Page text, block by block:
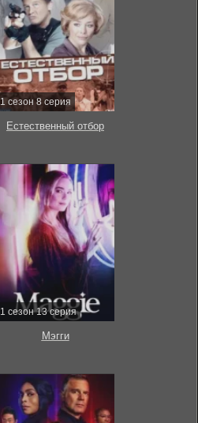
1 сезон 8 серия
Естественный отбор
1 сезон 13 серия
Мэгги